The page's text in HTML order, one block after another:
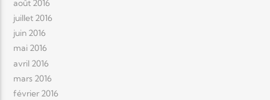
août 2016
juillet 2016
juin 2016
mai 2016
avril 2016
mars 2016
février 2016